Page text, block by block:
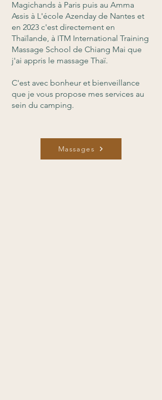
Magichands à Paris puis au Amma
Assis à L'école Azenday de Nantes et
en 2023 c'est directement en
Thaïlande, à ITM International Training
Massage School de Chiang Mai que
j'ai appris le massage Thaï.
C'est avec bonheur et bienveillance
que je vous propose mes services au
sein du camping.
Massages